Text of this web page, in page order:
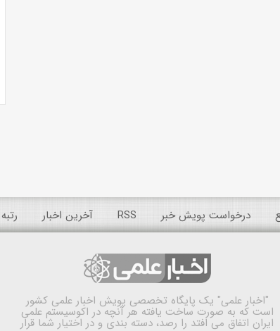
درخواست پویش خبر RSS آخرین اخبار
"اخبار علمی" یک پایگاه تخصصی پویش اخبار علمی کشور
است که به صورت ساخت یافته هر آنچه در اکوسیستم علمی
ایران اتفاق می افتد را رصد، دسته بندی و در اختیار شما قرار